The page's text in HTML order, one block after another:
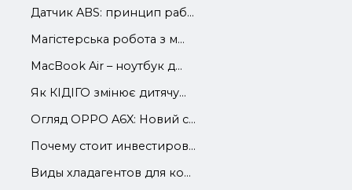
Датчик ABS: принцип раб...
Магістерська робота з м...
MacBook Air – ноутбук д...
Як КІДІГО змінює дитячу...
Огляд OPPO A6X: Новий с...
Почему стоит инвестиров...
Виды хладагентов для ко...